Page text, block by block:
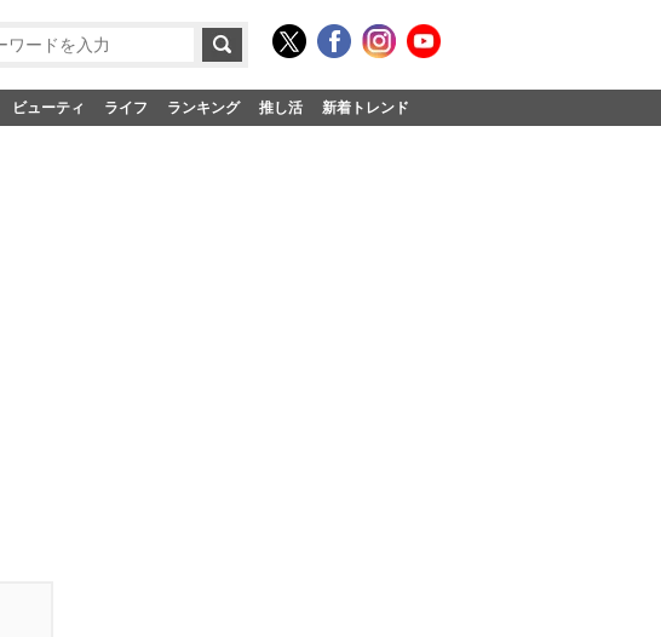
ビューティ ライフ ランキング 推し活 新着トレンド